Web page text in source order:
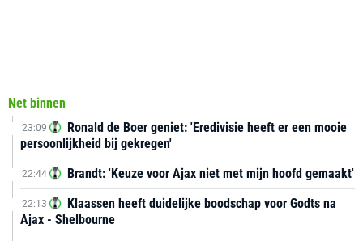
Net binnen
23:09
Ronald de Boer geniet: 'Eredivisie heeft er een mooie
persoonlijkheid bij gekregen'
22:44 Brandt: 'Keuze voor Ajax niet met mijn hoofd gemaakt'
22:13
Klaassen heeft duidelijke boodschap voor Godts na
Ajax - Shelbourne